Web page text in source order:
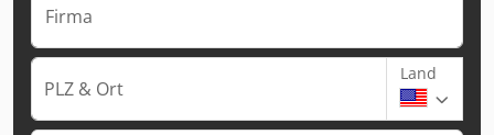
Firma
PLZ & Ort
Land